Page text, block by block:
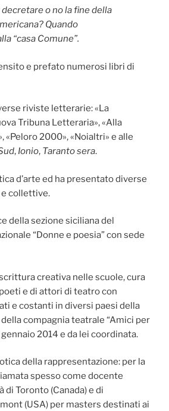
o no la fine della
Quando
“casa Comune”.
e prefato numerosi libri di
riviste letterarie: «La
Tribuna Letteraria», «Alla
«Peloro 2000», «Noialtri» e alle
, Ionio, Taranto sera.
d’arte ed ha presentato diverse
collettive.
della sezione siciliana del
“Donne e poesia” con sede
creativa nelle scuole, cura
e di attori di teatro con
e costanti in diversi paesi della
compagnia teatrale “Amici per
2014 e da lei coordinata.
della rappresentazione: per la
spesso come docente
di Toronto (Canada) e di
(USA) per masters destinati ai